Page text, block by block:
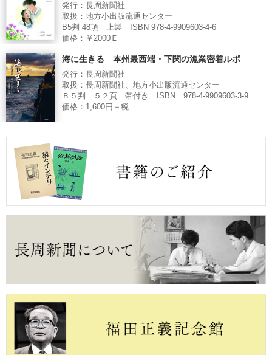
発行：長周新聞社
取扱：地方小出版流通センター
B5判 48項 上製 ISBN 978-4-9909603-4-6
価格：￥2000Ｅ
海に生きる 本州最西端・下関の漁業密着ルポ
発行：長周新聞社
取扱：長周新聞社、地方小出版流通センター
Ｂ５判 ５２頁 帯付き ISBN 978-4-9909603-3-9
価格：1,600円＋税